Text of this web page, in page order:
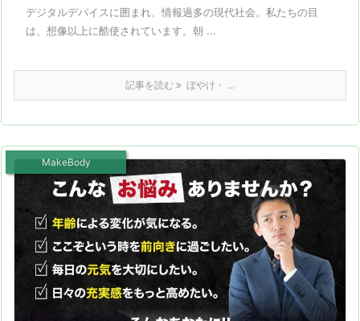
デジタルデバイスに囲まれ、情報過多の現代社会。私たちの目
は、想像以上に酷使されています。朝 ...
記事を読む ぼやけ・ ...
MakeBody